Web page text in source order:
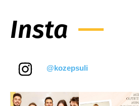
Insta
@kozepsuli